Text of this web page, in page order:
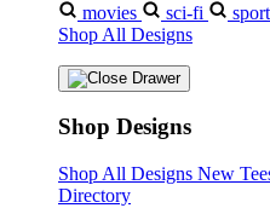
movies
sci-fi
Shop All Designs
Shop Designs
Shop All Designs New
Directory